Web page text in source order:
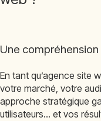
Une
En tant qu’agence site
votre marché, votre
approche stratégique
utilisateurs… et vos